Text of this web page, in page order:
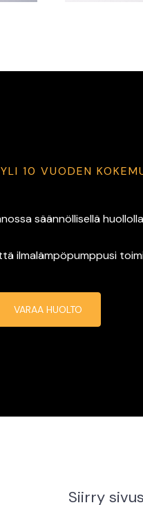
10 VUODEN
säännöllisellä
ilmalämpöpumppusi
VARAA HUOLTO
Siirry